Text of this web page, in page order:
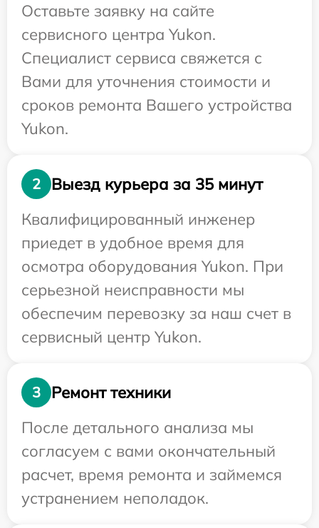
Оставьте заявку на сайте
сервисного центра Yukon.
Специалист сервиса свяжется с
Вами для уточнения стоимости и
сроков ремонта Вашего устройства
Yukon.
2
Выезд курьера за 35 минут
Квалифицированный инженер
приедет в удобное время для
осмотра оборудования Yukon. При
серьезной неисправности мы
обеспечим перевозку за наш счет в
сервисный центр Yukon.
3
Ремонт техники
После детального анализа мы
согласуем с вами окончательный
расчет, время ремонта и займемся
устранением неполадок.